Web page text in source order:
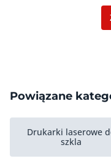
Powiązane
Drukarki laserowe
szkla